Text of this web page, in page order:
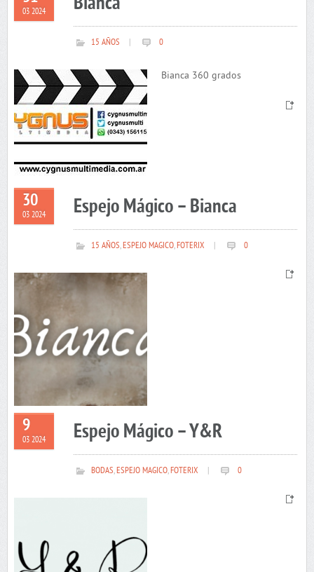
03 2024
15 AÑOS 0
Bianca 360 grados
30
03 2024 Espejo Mágico – Bianca
15 AÑOS,ESPEJO MAGICO,FOTERIX 0
9
03 2024 Espejo Mágico – Y&R
BODAS,ESPEJO MAGICO,FOTERIX 0